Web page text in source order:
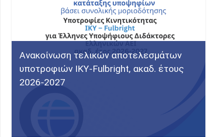
Ανακοίνωση τελικών αποτελεσμάτων
υποτροφιών ΙΚΥ-Fulbright, ακαδ. έτους
2026-2027